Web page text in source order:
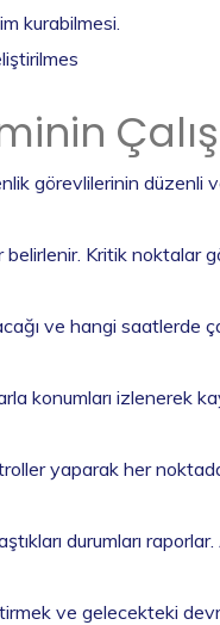
kurabilmesi.
görevlilerinin düzenli
Kritik noktalar
ve hangi saatlerde
konumları izlenerek
yaparak her
durumları
ve gelecekteki